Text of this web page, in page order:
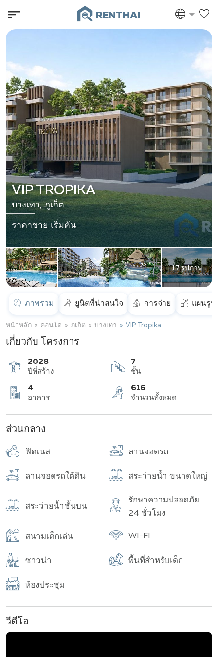
RENTHAI
17 รูปภาพ
VIP TROPIKA
บางเทา, ภูเก็ต
ราคาขาย เริ่มต้น
ภาพรวม ยูนิตที่น่าสนใจ การจ่าย แผนรูป
หน้าหลัก คอนโด ภูเก็ต บางเทา VIP Tropika
เกี่ยวกับ โครงการ
2028
ปีที่สร้าง
7
ชั้น
4
ส่วนกลาง
ฟิตเนส ลานจอดรถ
ลานจอดรถใต้ดิน สระว่ายน้ำ ขนาดใหญ่
สระว่ายน้ำชั้นบน
รักษาความปลอดภัย
24 ชั่วโมง
สนามเด็กเล่น WI-FI
ซาวน่า พื้นที่สำหรับเด็ก
ห้องประชุม
วีดีโอ